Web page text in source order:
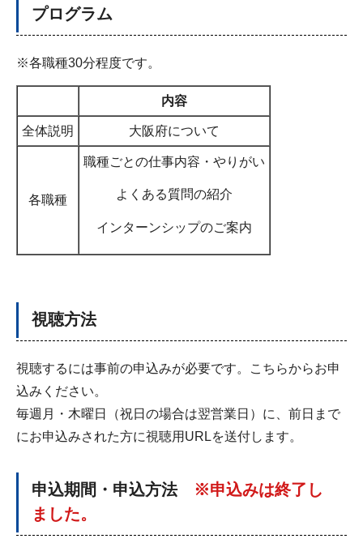
プログラム
※各職種30分程度です。
内容
全体説明 大阪府について
各職種
職種ごとの仕事内容・やりがい
よくある質問の紹介
インターンシップのご案内
視聴方法
視聴するには事前の申込みが必要です。こちらからお申
込みください。
毎週月・木曜日（祝日の場合は翌営業日）に、前日まで
にお申込みされた方に視聴用URLを送付します。
申込期間・ 申込方法
※申込みは終了し
ました。